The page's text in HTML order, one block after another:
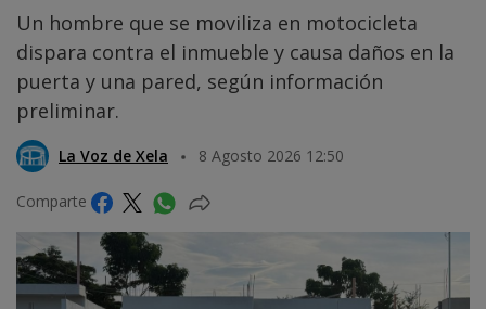
Un hombre que se moviliza en motocicleta
dispara contra el inmueble y causa daños en la
puerta y una pared, según información
preliminar.
La Voz de Xela 8 Agosto 2026 12:50
Comparte